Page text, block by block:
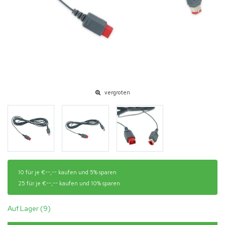
vergroten
10 für je €--,-- kaufen und 5% sparen
25 für je €--,-- kaufen und 10% sparen
Auf Lager (9)